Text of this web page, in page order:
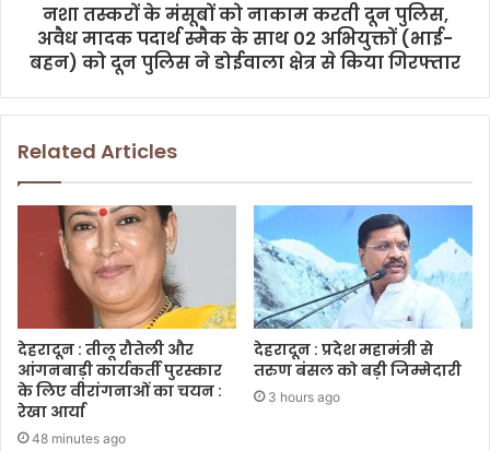
नशा तस्करों के मंसूबों को नाकाम करती दून पुलिस,
अवैध मादक पदार्थ स्मैक के साथ 02 अभियुक्तों (भाई-
बहन) को दून पुलिस ने डोईवाला क्षेत्र से किया गिरफ्तार
Related Articles
देहरादून : तीलू रौतेली और
आंगनबाड़ी कार्यकर्ती पुरस्कार
के लिए वीरांगनाओं का चयन :
रेखा आर्या
48 minutes ago
देहरादून : प्रदेश महामंत्री से
तरुण बंसल को बड़ी जिम्मेदारी
3 hours ago